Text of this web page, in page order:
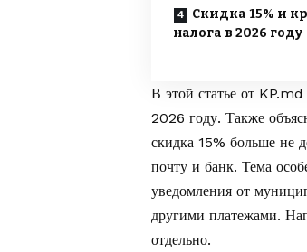
Скидка 15% и
налога в 2026 году
В этой статье от KP.md
2026 году. Также
скидка 15% больше не
почту и банк. Тема
уведомления от
другими платежами.
отдельно.